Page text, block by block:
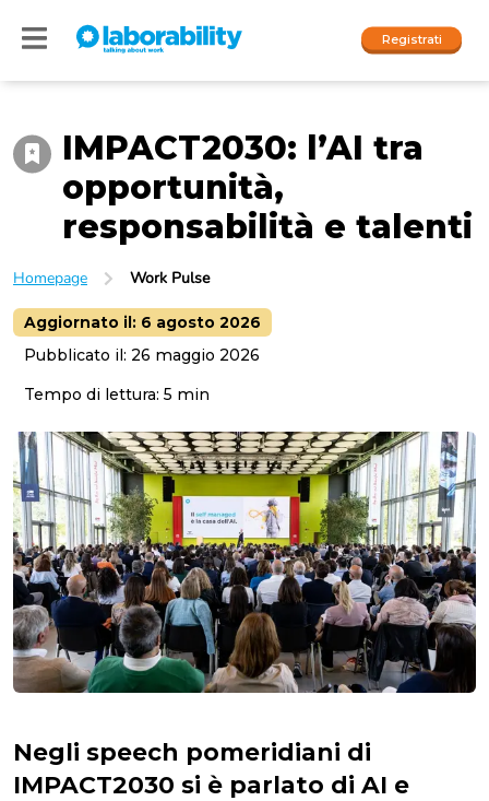
Registrati
I nostri social
Accedi
People
Company
IMPACT2030: l’AI tra
opportunità,
responsabilità e talenti
Homepage Work Pulse
Aggiornato il: 6 agosto 2026
Pubblicato il: 26 maggio 2026
Tempo di lettura: 5 min
Negli speech pomeridiani di
IMPACT2030 si è parlato di AI e